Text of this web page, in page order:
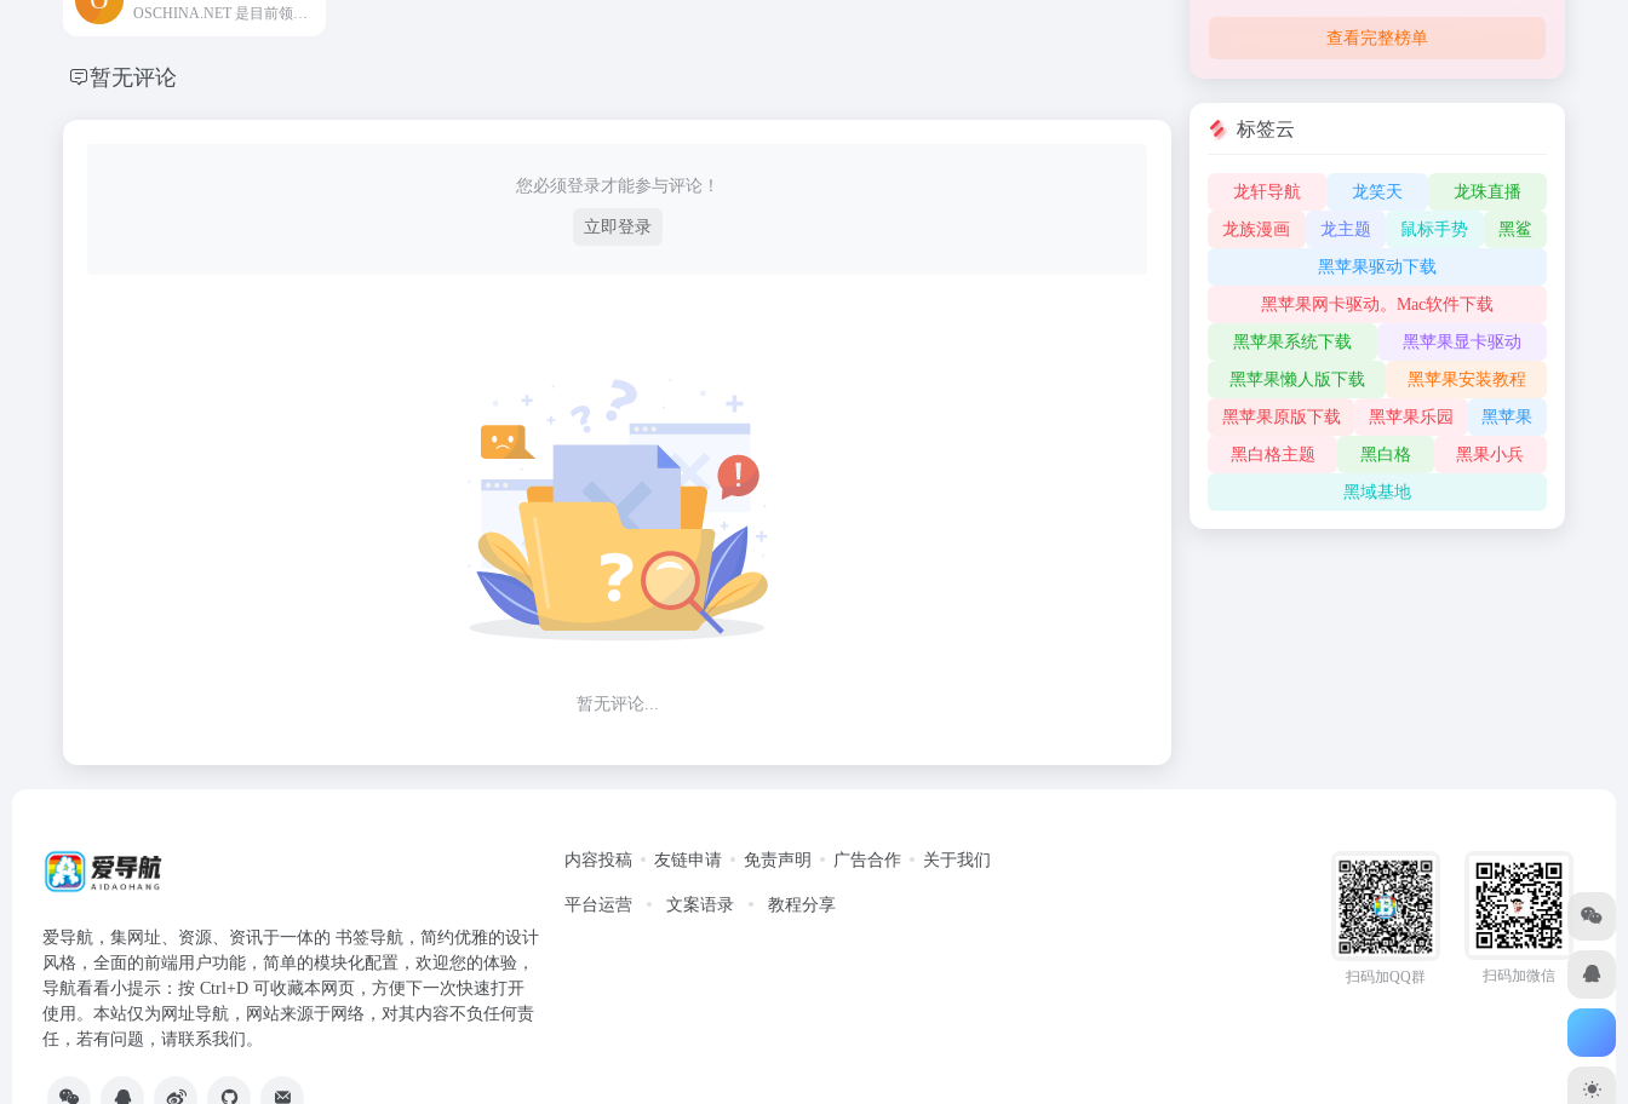
暂无评论
您必须登录才能参与评论！
立即登录
暂无评论...
查看完整榜单
标签云
龙轩导航 龙笑天 龙珠直播
龙族漫画 龙主题 鼠标手势 黑鲨
黑苹果驱动下载
黑苹果网卡驱动。Mac软件下载
黑苹果系统下载 黑苹果显卡驱动
黑苹果懒人版下载 黑苹果安装教程
黑苹果原版下载 黑苹果乐园 黑苹果
黑白格主题 黑白格 黑果小兵
黑域基地
爱导航，集网址、资源、资讯于一体的 书签导航，简约优雅的设计
风格，全面的前端用户功能，简单的模块化配置，欢迎您的体验，
导航看看小提示：按 Ctrl+D 可收藏本网页，方便下一次快速打开
使用。本站仅为网址导航，网站来源于网络，对其内容不负任何责
任，若有问题，请联系我们。
内容投稿 友链申请 免责声明 广告合作 关于我们
平台运营 文案语录 教程分享
扫码加QQ群 扫码加微信